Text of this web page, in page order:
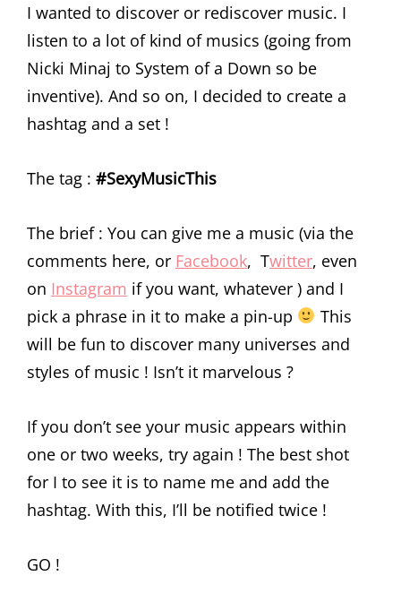
I wanted to discover or rediscover music. I
listen to a lot of kind of musics (going from
Nicki Minaj to System of a Down so be
inventive). And so on, I decided to create a
hashtag and a set !
The tag : #SexyMusicThis
The brief : You can give me a music (via the
comments here, or Facebook, Twitter, even
on Instagram if you want, whatever ) and I
pick a phrase in it to make a pin-up
This
will be fun to discover many universes and
styles of music ! Isn’t it marvelous ?
If you don’t see your music appears within
one or two weeks, try again ! The best shot
for I to see it is to name me and add the
hashtag. With this, I’ll be notified twice !
GO !